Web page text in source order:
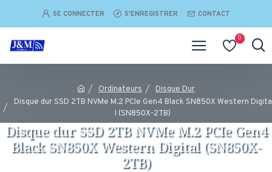
SE CONNECTER S'ENREGISTRER CONTACT
0
Ordinateurs
Disque Dur
Disque dur SSD 2TB NVMe M.2 PCIe Gen4 Black SN850X Western Digita
l (SN850X-2TB)
Disque dur SSD 2TB NVMe M.2 PCIe Gen4
Black SN850X Western Digital (SN850X-
2TB)